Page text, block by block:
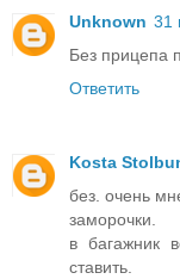
Unknown 31
Без прицепа
Ответить
Kosta
без. очень
заморочки.
в багажник
ставить.